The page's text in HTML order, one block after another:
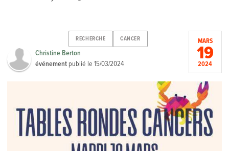
RECHERCHE CANCER
Christine Berton
événement publié le15/03/2024
MARS
19
2024